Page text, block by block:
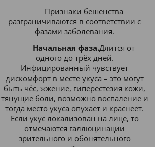
Признаки бешенства
разграничиваются в соответствии с
фазами заболевания.
Начальная фаза.Длится от
одного до трёх дней.
Инфицированный чувствует
дискомфорт в месте укуса – это могут
быть чёс, жжение, гиперестезия кожи,
тянущие боли, возможно воспаление и
тогда место укуса опухает и краснеет.
Если укус локализован на лице, то
отмечаются галлюцинации
зрительного и обонятельного